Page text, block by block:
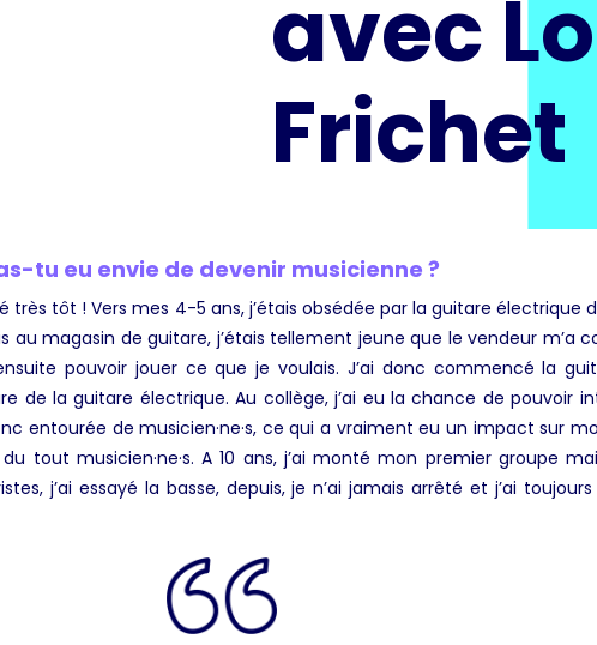
avec
Frichet
tu eu envie de devenir musicienne ?
très tôt ! Vers mes 4-5 ans, j’étais obsédée par la guitare électrique
au magasin de guitare, j’étais tellement jeune que le vendeur m’a
pouvoir jouer ce que je voulais. J’ai donc commencé la
de la guitare électrique. Au collège, j’ai eu la chance de pouvoir
entourée de musicien·ne·s, ce qui a vraiment eu un impact sur
tout musicien·ne·s. A 10 ans, j’ai monté mon premier groupe
j’ai essayé la basse, depuis, je n’ai jamais arrêté et j’ai